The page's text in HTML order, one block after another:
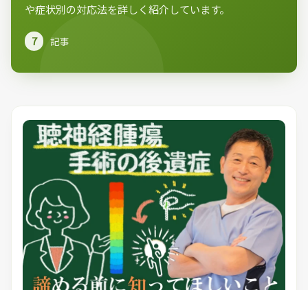
や症状別の対応法を詳しく紹介しています。
7 記事